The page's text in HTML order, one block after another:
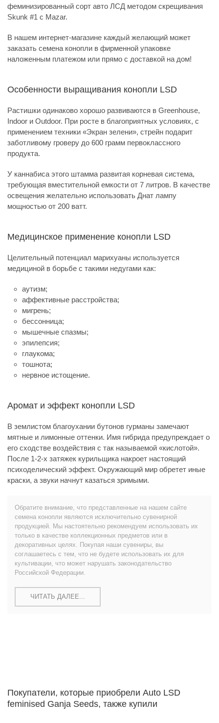
феминизированный сорт авто ЛСД методом скрещивания
Skunk #1 c Mazar.
В нашем интернет-магазине каждый желающий может
заказать семена конопли в фирменной упаковке
наложенным платежом или прямо с доставкой на дом!
Особенности выращивания конопли LSD
Растишки одинаково хорошо развиваются в Greenhouse,
Indoor и Outdoor. При росте в благоприятных условиях, с
применением техники «Экран зелени», стрейн подарит
заботливому гроверу до 600 грамм первоклассного
продукта.
У каннабиса этого штамма развитая корневая система,
требующая вместительной емкости от 7 литров. В качестве
освещения желательно использовать Днат лампу
мощностью от 200 ватт.
Медицинское применение конопли LSD
Целительный потенциал марихуаны используется
медициной в борьбе с такими недугами как:
аутизм;
аффективные расстройства;
мигрень;
бессонница;
мышечные спазмы;
эпилепсия;
глаукома;
тошнота;
нервное истощение.
Аромат и эффект конопли LSD
В землистом благоухании бутонов гурманы замечают
мятные и лимонные оттенки. Имя гибрида предупреждает о
его сходстве воздействия с так называемой «кислотой».
После 1-2-х затяжек курильщика накроет настоящий
психоделический эффект. Окружающий мир обретет иные
краски, а звуки начнут казаться зримыми.
Обратите внимание, что представленные на нашем сайте
семена конопли являются исключительно сувенирной
продукцией. Мы настоятельно рекомендуем использовать их
только в качестве коллекционных предметов или в
декоративных целях. Покупая наши сувениры, вы
соглашаетесь с тем, что не будете использовать их для
культивации, что может нарушать законодательство
Российской Федерации.
ЧИТАТЬ ДАЛЕЕ...
Покупатели, которые приобрели Auto LSD
feminised Ganja Seeds, также купили